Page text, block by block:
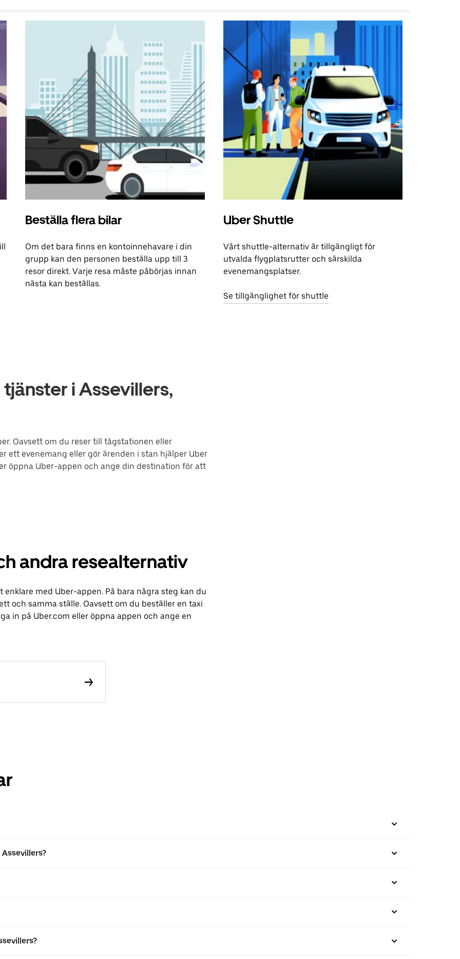
Beställa flera bilar
Om det bara finns en kontoinnehavare i din
grupp kan den personen beställa upp till 3
resor direkt. Varje resa måste påbörjas innan
nästa kan beställas.
Uber Shuttle
Vårt shuttle-alternativ är tillgängligt för
utvalda flygplatsrutter och särskilda
evenemangsplatser.
Se tillgänglighet för shuttle
i Assevillers,
Oavsett om du reser till tågstationen eller
ett evenemang eller gör ärenden i stan hjälper Uber
öppna Uber-appen och ange din destination för att
andra resealternativ
med Uber-appen. På bara några steg kan du
och samma ställe. Oavsett om du beställer en taxi
in på Uber.com eller öppna appen och ange en